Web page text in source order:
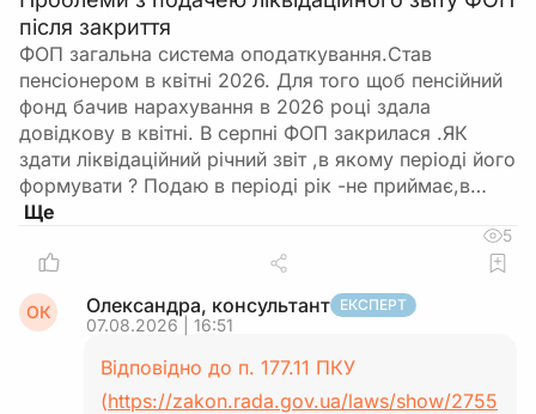
після закриття
ФОП загальна система оподаткування.Став
пенсіонером в квітні 2026. Для того щоб пенсійний
фонд бачив нарахування в 2026 році здала
довідкову в квітні. В серпні ФОП закрилася .ЯК
здати ліквідаційний річний звіт ,в якому періоді його
формувати ? Подаю в періоді рік -не приймає,в…
5
ОК Олександра, консультант ЕКСПЕРТ
07.08.2026 | 16:51
Відповідно до п. 177.11 ПКУ
(https://zakon.rada.gov.ua/laws/show/2755